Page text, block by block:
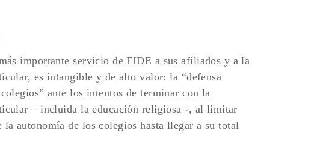
importante servicio de FIDE a sus afiliados y a la
es intangible y de alto valor: la “defensa
ante los intentos de terminar con la
– incluida la educación religiosa -, al limitar
la autonomía de los colegios hasta llegar a su total